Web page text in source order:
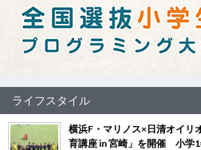
ライフスタイル
横浜F・マリノス×日清オイリ
育講座 in 宮崎」を開催 小学